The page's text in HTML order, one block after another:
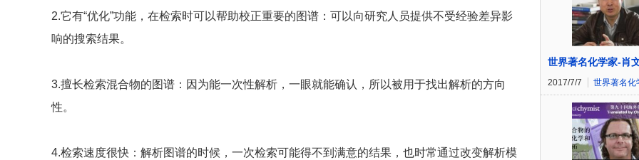
2.它有“优化”功能，在检索时可以帮助校正重要的图谱：可以向研究人员提供不受经验差异影
响的搜索结果。
3.擅长检索混合物的图谱：因为能一次性解析，一眼就能确认，所以被用于找出解析的方向
性。
4.检索速度很快：解析图谱的时候，一次检索可能得不到满意的结果，也时常通过改变解析模
世界著名化学家-肖
2017/7/7 世界著名化